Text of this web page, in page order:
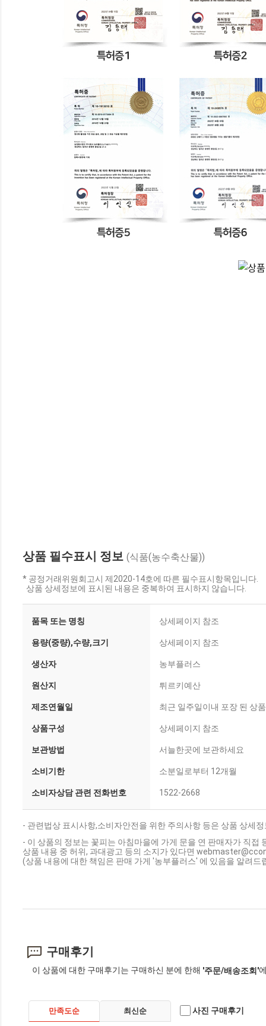
상품 필수표시 정보 (식품(농수축산물))
* 공정거래위원회고시 제2020-14호에 따른 필수표시항목입니다.
상품 상세정보에 표시된 내용은 중복하여 표시하지 않습니다.
품목 또는 명칭 상세페이지 참조
용량(중량),수량,크기 상세페이지 참조
생산자 농부플러스
원산지 튀르키예산
제조연월일 최근 일주일이내 포장 된 상
상품구성 상세페이지 참조
보관방법 서늘한곳에 보관하세요
소비기한 소분일로부터 12개월
소비자상담 관련 전화번호 1522-2668
- 관련법상 표시사항,소비자안전을 위한 주의사항 등은 상품 상세
- 이 상품의 정보는 꽃피는 아침마을에 가게 문을 연 판매자가 직접
상품 내용 중 허위, 과대광고 등의 소지가 있다면
(상품 내용에 대한 책임은 판매 가게 '농부플러스' 에 있음을 알려드
구매후기
이 상품에 대한 구매후기는 구매하신 분에 한해 '주문/배송조회'
만족도순 최신순 사진 구매후기